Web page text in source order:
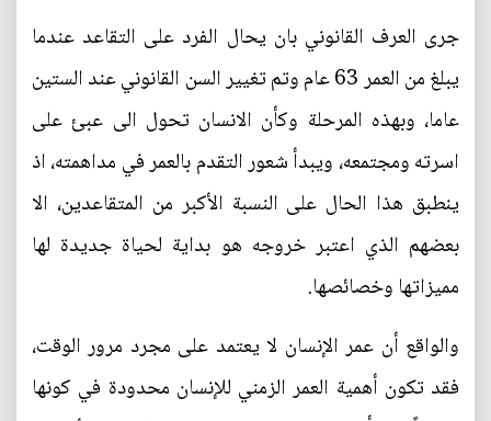
جرى العرف القانوني بان يحال الفرد على التقاعد عندما
يبلغ من العمر 63 عام وتم تغيير السن القانوني عند الستين
عاما، وبهذه المرحلة وكأن الانسان تحول الى عبئ على
اسرته ومجتمعه، ويبدأ شعور التقدم بالعمر في مداهمته، اذ
ينطبق هذا الحال على النسبة الأكبر من المتقاعدين، الا
بعضهم الذي اعتبر خروجه هو بداية لحياة جديدة لها
مميزاتها وخصائصها.
والواقع أن عمر الإنسان لا يعتمد على مجرد مرور الوقت،
فقد تكون أهمية العمر الزمني للإنسان محدودة في كونها